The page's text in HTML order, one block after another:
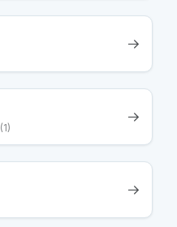
(1)